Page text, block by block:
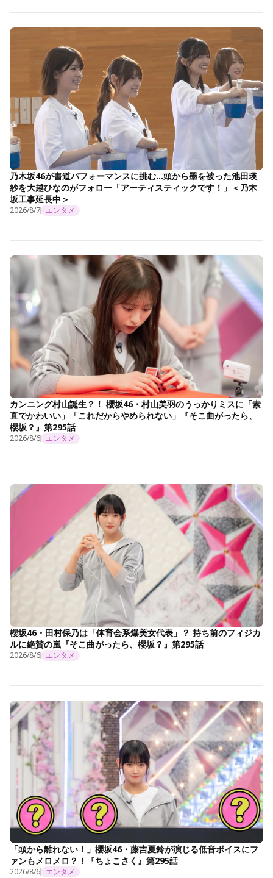
乃木坂46が書道パフォーマンスに挑む…頭から墨を被った池田瑛
紗を大越ひなのがフォロー「アーティスティックです！」＜乃木
坂工事延長中＞
2026/8/7 エンタメ
カンニング村山誕生？！ 櫻坂46・村山美羽のうっかりミスに「素
直でかわいい」「これだからやめられない」『そこ曲がったら、
櫻坂？』第295話
2026/8/6 エンタメ
櫻坂46・田村保乃は「体育会系爆美女代表」？ 持ち前のフィジカ
ルに絶賛の嵐『そこ曲がったら、櫻坂？』第295話
2026/8/6 エンタメ
「頭から離れない！」櫻坂46・藤吉夏鈴が演じる低音ボイスにフ
ァンもメロメロ？！『ちょこさく』第295話
2026/8/6 エンタメ